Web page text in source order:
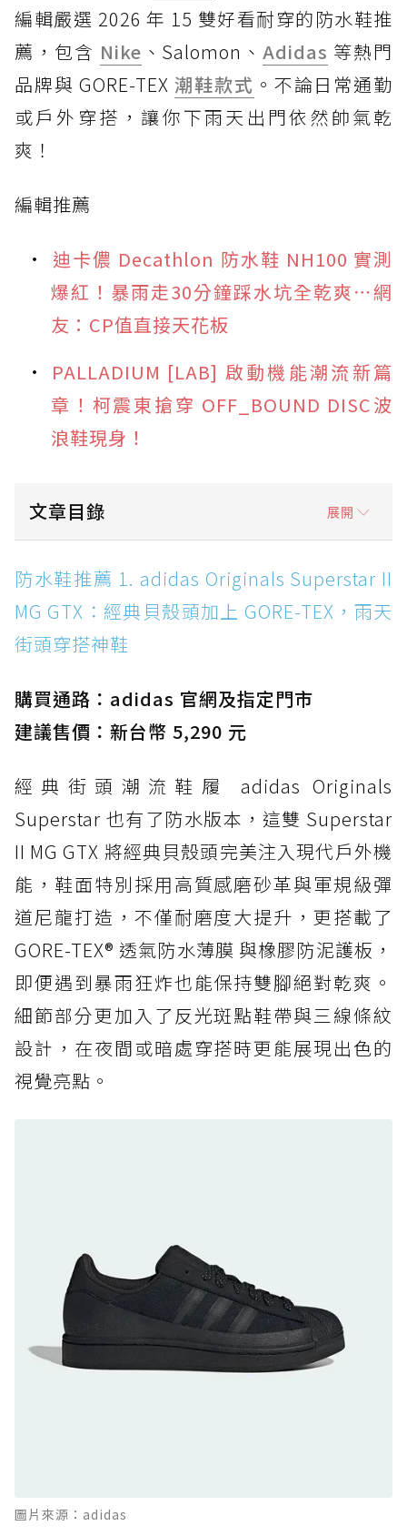
編輯嚴選 2026 年 15 雙好看耐穿的防水鞋推
薦，包含 Nike 、Salomon、Adidas 等熱門
品牌與 GORE-TEX 潮鞋款式 。不論日常通勤
或戶外穿搭，讓你下雨天出門依然帥氣乾
爽！
編輯推薦
迪卡儂 Decathlon 防水鞋 NH100 實測
爆紅！暴雨走30分鐘踩水坑全乾爽⋯網
友：CP值直接天花板
PALLADIUM [LAB] 啟動機能潮流新篇
章！柯震東搶穿 OFF_BOUND DISC波
浪鞋現身！
文章目錄 展開
防水鞋推薦 1. adidas Originals Superstar II
MG GTX：經典貝殼頭加上 GORE-TEX，雨天街
頭穿搭神鞋
防水鞋推薦 2. New Balance Hierro v9 GORE-
防水鞋推薦 3. Nike Dunk Low GORE-TEX：
經典 Dunk 輪廓加上防水科技，雨天穿搭帥度不
打折
防水鞋推薦 4. ASICS TRABUCO 14 GTX：搭
載 GORE-TEX 隱形貼合科技，全方位防水神鞋
防水鞋推薦 5. Salomon XT-6 GORE-TEX：潮
人必備山系鞋王！防滑、防水與街頭顏值一次攻
頂
防水鞋推薦 6. HOKA Stinson Evo GTX：越野
復刻厚底，GORE-TEX 防水與增高神器一次滿
防水鞋推薦 7. Timberland Motion Access：
黃靴同級頂級防水，輕量化工裝健走鞋雨天必備
防水鞋推薦 7. Timberland Motion Access：
黃靴同級頂級防水，輕量化工裝健走鞋雨天必備
防水鞋推薦 10. PUMA Voyage NITRO™ 4
GORE-TEX：氮氣中底注入，回彈與防滑兼具的
全天候越野跑鞋
防水鞋推薦 11. On Cloudhorizon 2 WP：腳
感軟彈、搭載 Missiongrip™ 的防水輕越野鞋
Boot：馬汀首款雨靴登場，經典八孔加上全防
防水鞋推薦 1. adidas Originals Superstar II
MG GTX：經典貝殼頭加上 GORE-TEX，雨天
街頭穿搭神鞋
購買通路：adidas 官網及指定門市
建議售價：新台幣 5,290 元
經典街頭潮流鞋履 adidas Originals
Superstar 也有了防水版本，這雙 Superstar
II MG GTX 將經典貝殼頭完美注入現代戶外機
能，鞋面特別採用高質感磨砂革與軍規級彈
道尼龍打造，不僅耐磨度大提升，更搭載了
GORE-TEX® 透氣防水薄膜 與橡膠防泥護板，
即便遇到暴雨狂炸也能保持雙腳絕對乾爽。
細節部分更加入了反光斑點鞋帶與三線條紋
設計，在夜間或暗處穿搭時更能展現出色的
視覺亮點。
圖片來源：adidas